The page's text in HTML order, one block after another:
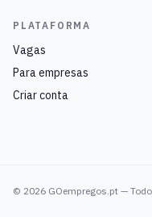
PLATAFORMA
Vagas
Para empresas
Criar conta
© 2026 GOempregos.pt —